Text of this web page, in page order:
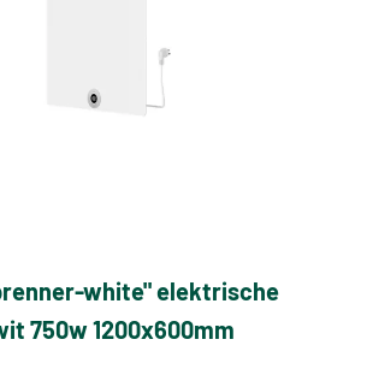
white" elektrische
750w 1200x600mm